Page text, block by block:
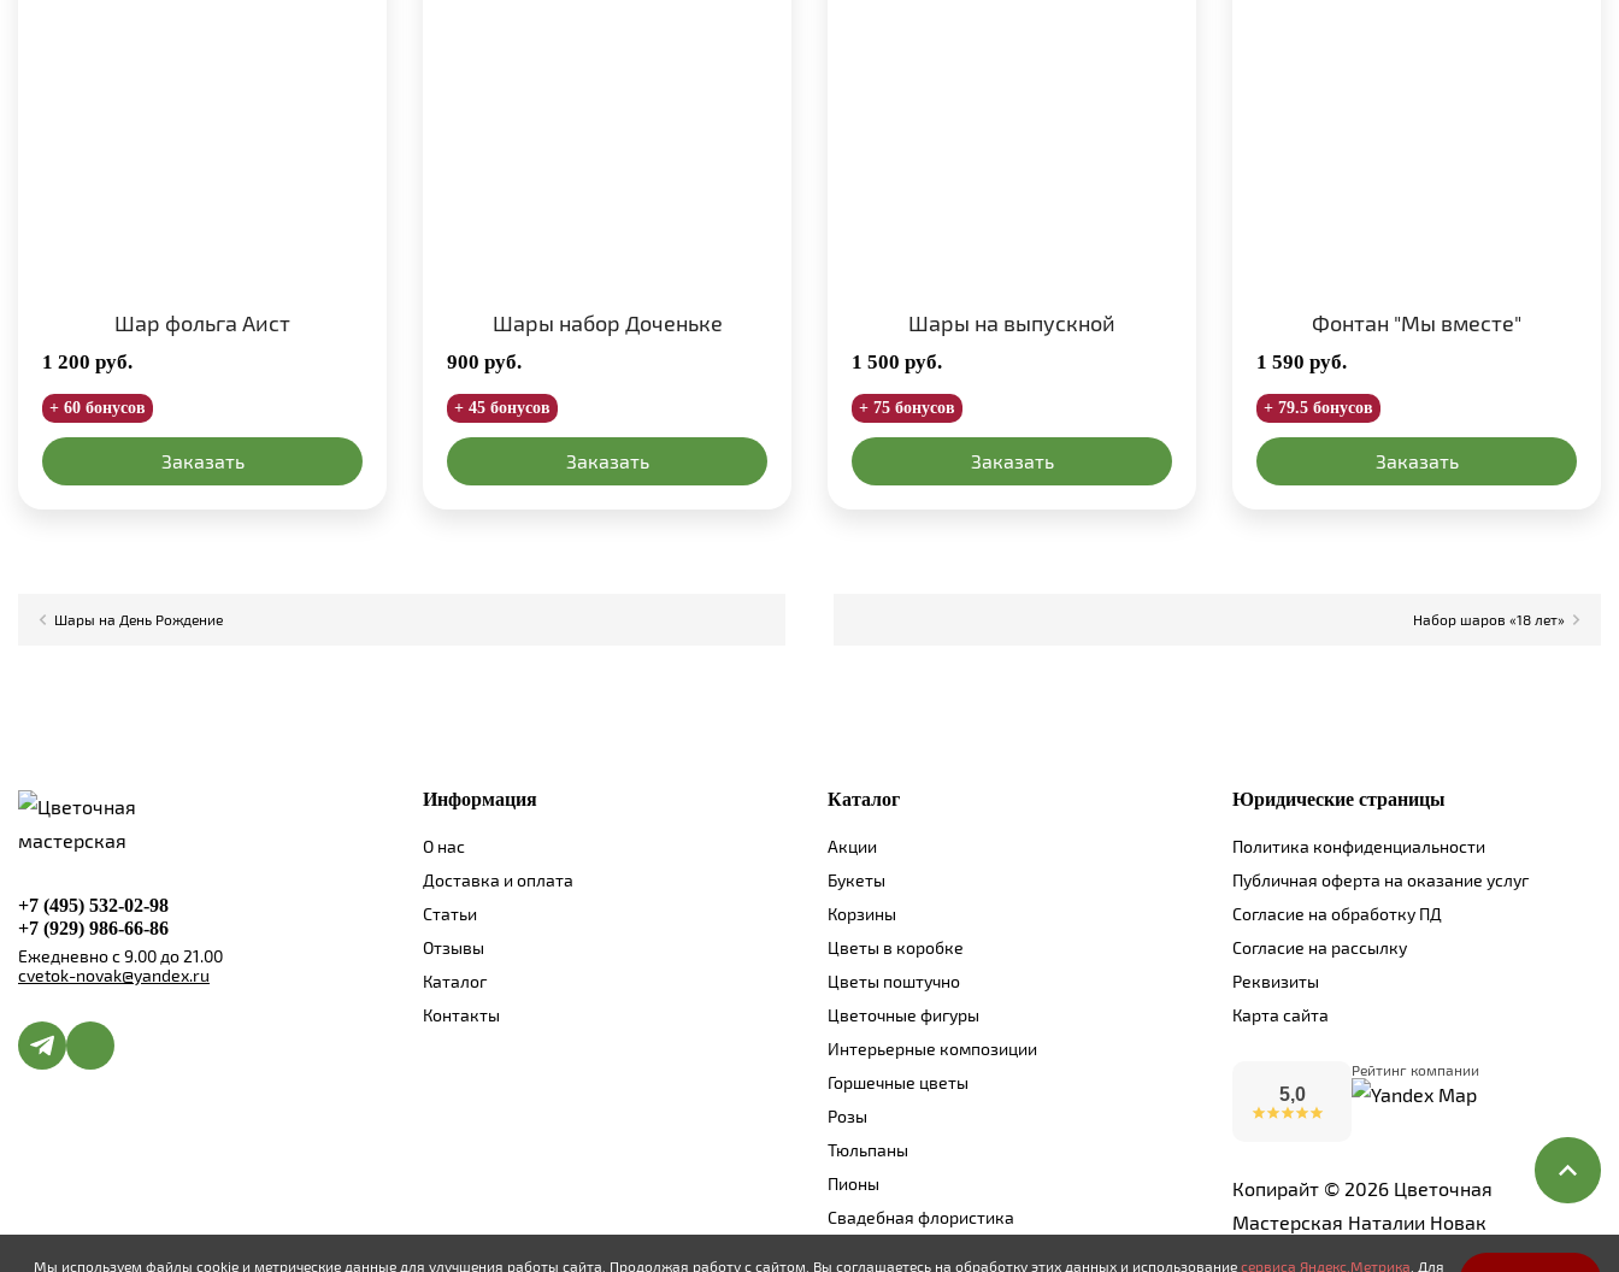
Шары на День Рождение Набор шаров «18 лет»
Шар фольга Аист
1 200 руб.
+ 60 бонусов
Заказать
Шары набор Доченьке
900 руб.
+ 45 бонусов
Заказать
Шары на выпускной
1 500 руб.
+ 75 бонусов
Заказать
Фонтан "Мы вместе"
1 590 руб.
+ 79.5 бонусов
Заказать
+7 (495) 532-02-98
+7 (929) 986-66-86
Ежедневно с 9.00 до 21.00
cvetok-novak@yandex.ru
Информация
О нас
Доставка и оплата
Статьи
Отзывы
Каталог
Контакты
Каталог
Акции
Букеты
Корзины
Цветы в коробке
Цветы поштучно
Цветочные фигуры
Интерьерные композиции
Горшечные цветы
Розы
Тюльпаны
Пионы
Свадебная флористика
Юридические страницы
Политика конфиденциальности
Публичная оферта на оказание услуг
Согласие на обработку ПД
Согласие на рассылку
Реквизиты
Карта сайта
5,0
Рейтинг компании
Копирайт © 2026 Цветочная
Мастерская Наталии Новак
Мы используем файлы cookie и метрические данные для улучшения работы сайта. Продолжая работу с сайтом, Вы соглашаетесь на обработку этих данных и использование сервиса Яндекс.Метрика . Для